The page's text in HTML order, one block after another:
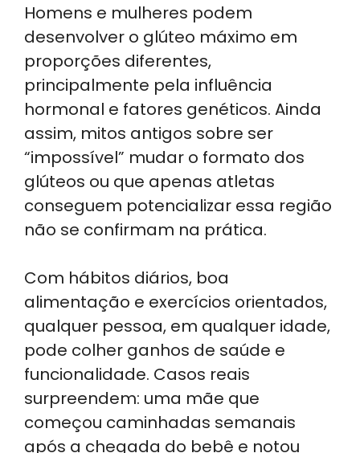
Homens e mulheres podem
desenvolver o glúteo máximo em
proporções diferentes,
principalmente pela influência
hormonal e fatores genéticos. Ainda
assim, mitos antigos sobre ser
“impossível” mudar o formato dos
glúteos ou que apenas atletas
conseguem potencializar essa região
não se confirmam na prática.
Com hábitos diários, boa
alimentação e exercícios orientados,
qualquer pessoa, em qualquer idade,
pode colher ganhos de saúde e
funcionalidade. Casos reais
surpreendem: uma mãe que
começou caminhadas semanais
após a chegada do bebê e notou